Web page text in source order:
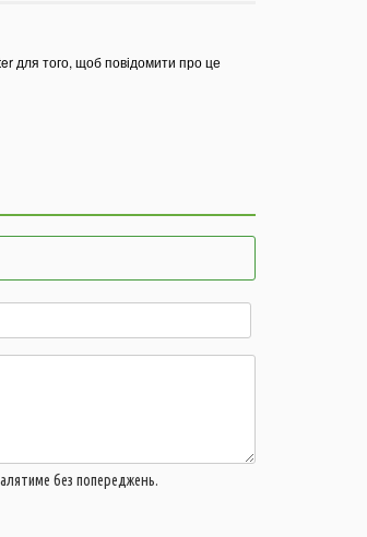
для того, щоб повідомити про це
без попереджень.